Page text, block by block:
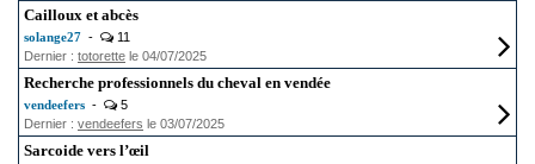
Cailloux et abcès
solange27 -
11
Dernier : totorette le 04/07/2025
Recherche professionnels du cheval en vendée
vendeefers -
5
Dernier : vendeefers le 03/07/2025
Sarcoide vers l’œil